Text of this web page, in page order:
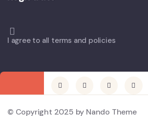
I agree to all terms and policies
© Copyright 2025 by Nando Theme